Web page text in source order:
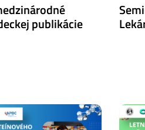
publikácie